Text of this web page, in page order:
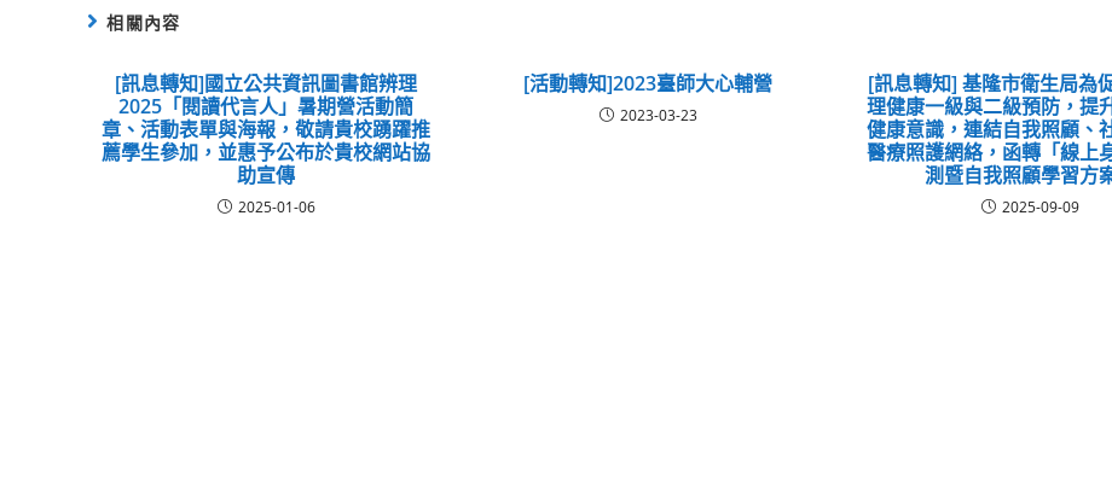
相關內容
[訊息轉知]國立公共資訊圖書館辨理
2025「閱讀代言人」暑期營活動簡
章、活動表單與海報，敬請貴校踴躍推
薦學生參加，並惠予公布於貴校網站協
助宣傳
2025-01-06
[活動轉知]2023臺師大心輔營
2023-03-23
[訊息轉知] 基隆市衛生局為
理健康一級與二級預防，提
健康意識，連結自我照顧、
醫療照護網絡，函轉「線上
測暨自我照顧學習方
2025-09-09